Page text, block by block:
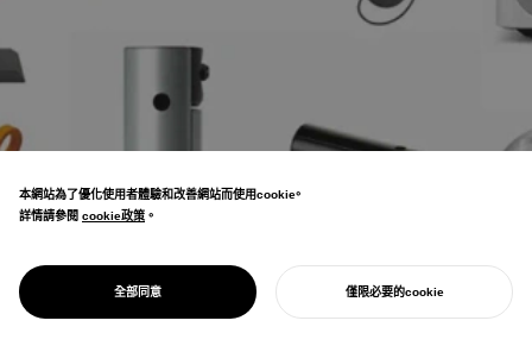
PROJECT
JIDA
以及WDO的理事，實行各種改革以發揮設計對
本網站為了優化使用者體驗和改善網站而使用cookie。
詳情請參閱 cookie政策
cookie政策 。
全部同意 僅限必要的cookie